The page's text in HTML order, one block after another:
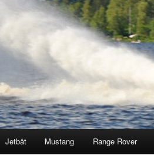
Jetbåt Mustang Range Rover